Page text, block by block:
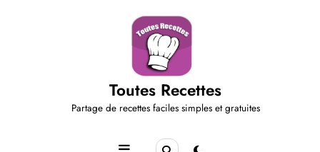
Toutes Recettes
Partage de recettes faciles simples et gratuites